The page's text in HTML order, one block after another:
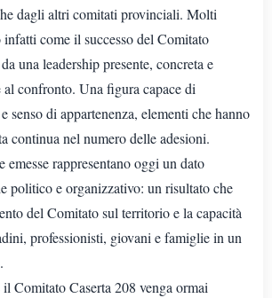
dagli altri comitati provinciali. Molti
come il successo del Comitato
una leadership presente, concreta e
confronto. Una figura capace di
senso di appartenenza, elementi che hanno
continua nel numero delle adesioni.
emesse rappresentano oggi un dato
politico e organizzativo: un risultato che
del Comitato sul territorio e la capacità
professionisti, giovani e famiglie in un
Comitato Caserta 208 venga ormai